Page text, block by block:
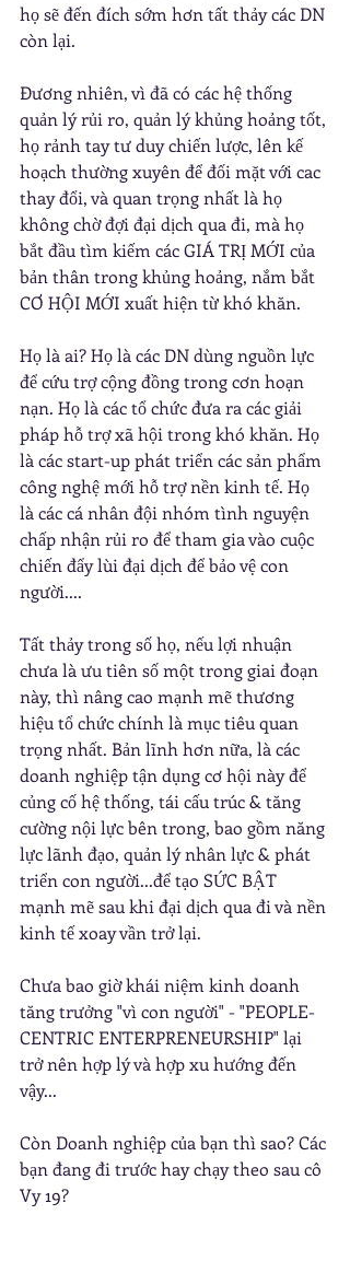
họ sẽ đến đích sớm hơn tất thảy các DN
còn lại.
Đương nhiên, vì đã có các hệ thống
quản lý rủi ro, quản lý khủng hoảng tốt,
họ rảnh tay tư duy chiến lược, lên kế
hoạch thường xuyên để đối mặt với cac
thay đổi, và quan trọng nhất là họ
không chờ đợi đại dịch qua đi, mà họ
bắt đầu tìm kiếm các GIÁ TRỊ MỚI của
bản thân trong khủng hoảng, nắm bắt
CƠ HỘI MỚI xuất hiện từ khó khăn.
Họ là ai? Họ là các DN dùng nguồn lực
để cứu trợ cộng đồng trong cơn hoạn
nạn. Họ là các tổ chức đưa ra các giải
pháp hỗ trợ xã hội trong khó khăn. Họ
là các start-up phát triển các sản phẩm
công nghệ mới hỗ trợ nền kinh tế. Họ
là các cá nhân đội nhóm tình nguyện
chấp nhận rủi ro để tham gia vào cuộc
chiến đẩy lùi đại dịch để bảo vệ con
người....
Tất thảy trong số họ, nếu lợi nhuận
chưa là ưu tiên số một trong giai đoạn
này, thì nâng cao mạnh mẽ thương
hiệu tổ chức chính là mục tiêu quan
trọng nhất. Bản lĩnh hơn nữa, là các
doanh nghiệp tận dụng cơ hội này để
củng cố hệ thống, tái cấu trúc & tăng
cường nội lực bên trong, bao gồm năng
lực lãnh đạo, quản lý nhân lực & phát
triển con người...để tạo SỨC BẬT
mạnh mẽ sau khi đại dịch qua đi và nền
kinh tế xoay vần trở lại.
Chưa bao giờ khái niệm kinh doanh
tăng trưởng "vì con người" - "PEOPLE-
CENTRIC ENTERPRENEURSHIP" lại
trở nên hợp lý và hợp xu hướng đến
vậy...
Còn Doanh nghiệp của bạn thì sao? Các
bạn đang đi trước hay chạy theo sau cô
Vy 19?